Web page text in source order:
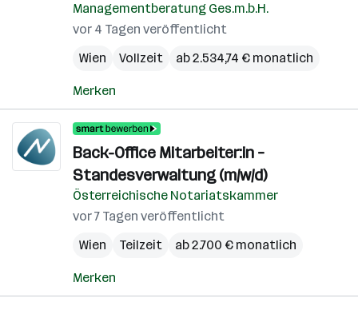
Managementberatung Ges.m.b.H.
vor 4 Tagen veröffentlicht
Wien
Vollzeit ab 2.534,74 € monatlich
Merken
Back-Office Mitarbeiter:in –
Standesverwaltung (m/w/d)
Österreichische Notariatskammer
vor 7 Tagen veröffentlicht
Wien
Teilzeit ab 2.700 € monatlich
Merken